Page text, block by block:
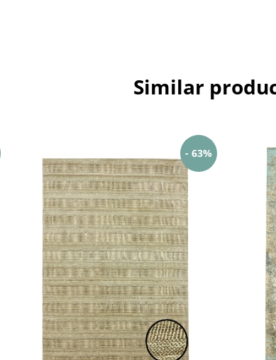
Similar
- 63%